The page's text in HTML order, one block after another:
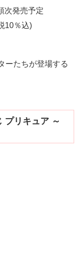
次発売予定
10％込)
ーたちが登場する
リキュア ～